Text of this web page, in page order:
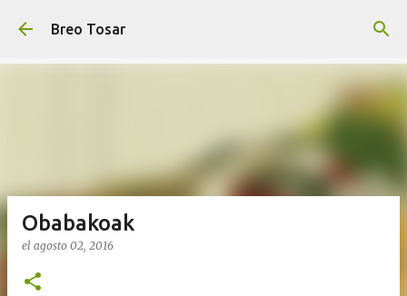
Breo Tosar
Obabakoak
el agosto 02, 2016